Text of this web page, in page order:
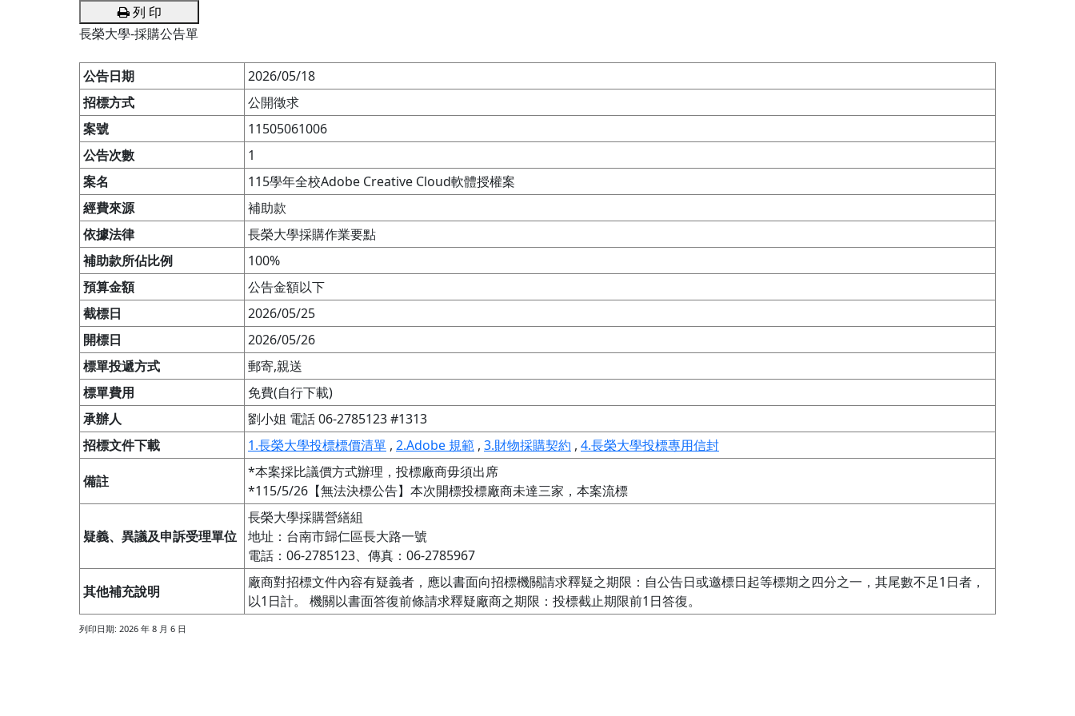
列 印
長榮大學-採購公告單
公告日期
2026/05/18
招標方式
公開徵求
案號
11505061006
公告次數
1
案名
115學年全校Adobe Creative Cloud軟體授權案
經費來源
補助款
依據法律
長榮大學採購作業要點
補助款所佔比例
100%
預算金額
公告金額以下
截標日
2026/05/25
開標日
2026/05/26
標單投遞方式
郵寄,親送
標單費用
免費(自行下載)
承辦人
劉小姐 電話 06-2785123 #1313
招標文件下載
1.長榮大學投標標價清單 , 2.Adobe 規範 , 3.財物採購契約 , 4.長榮大學投標專用信封
備註
*本案採比議價方式辦理，投標廠商毋須出席
*115/5/26【無法決標公告】本次開標投標廠商未達三家，本案流標
疑義、異議及申訴受理單位
長榮大學採購營繕組
地址：台南市歸仁區長大路一號
電話：06-2785123、傳真：06-2785967
其他補充說明
廠商對招標文件內容有疑義者，應以書面向招標機關請求釋疑之期限：自公告日或邀標日起等標期之四分之一，其尾數不足1日者，
以1日計。 機關以書面答復前條請求釋疑廠商之期限：投標截止期限前1日答復。
列印日期: 2026 年 8 月 6 日